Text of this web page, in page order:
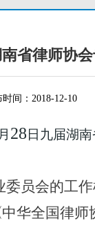
省律师协
时间：2018-12-10
月 28 日九届湖
委员会的工
中华全国律